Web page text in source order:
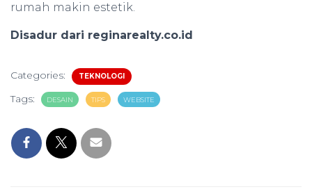
rumah makin estetik.
Disadur dari reginarealty.co.id
Categories: TEKNOLOGI
Tags: DESAIN TIPS WEBSITE